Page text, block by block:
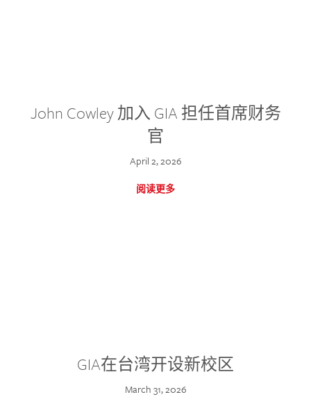
John Cowley 加入 GIA 担任首席财务
官
April 2, 2026
阅读更多
GIA在台湾开设新校区
March 31, 2026